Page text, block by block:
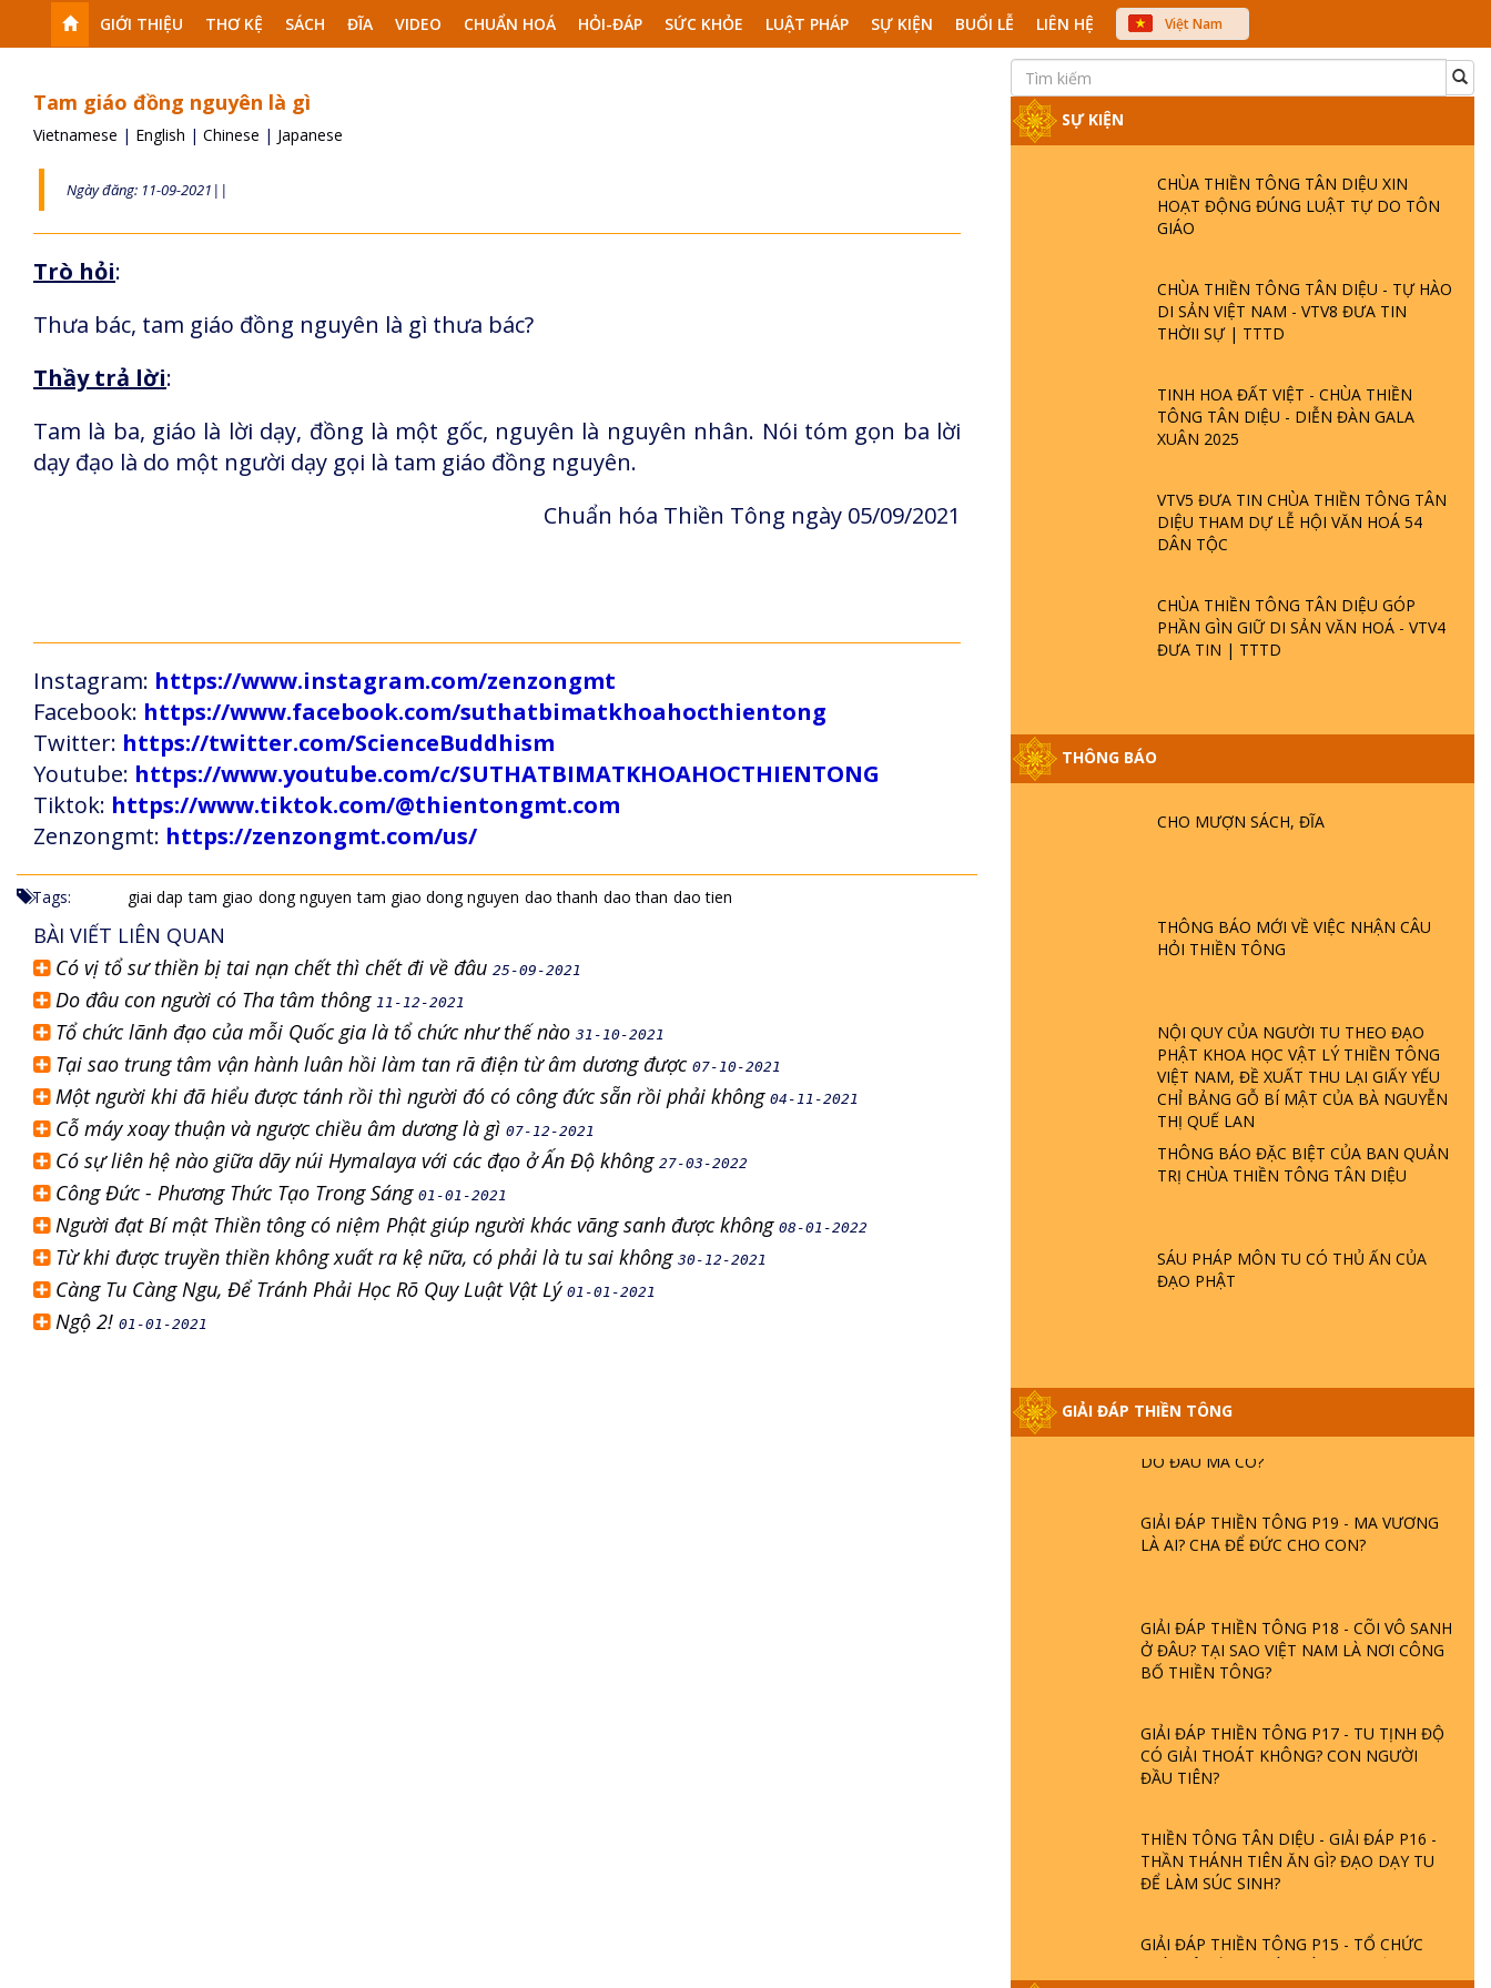
GIỚI THIỆU THƠ KỆ SÁCH ĐĨA VIDEO CHUẨN HOÁ HỎI-ĐÁP SỨC KHỎE LUẬT PHÁP SỰ KIỆN BUỔI LỄ LIÊN HỆ
Việt Nam
中文
Tam giáo đồng nguyên là gì
Vietnamese | English | Chinese | Japanese
Ngày đăng: 11-09-2021||
Trò hỏi:
Thưa bác, tam giáo đồng nguyên là gì thưa bác?
Thầy trả lời:
Tam là ba, giáo là lời dạy, đồng là một gốc, nguyên là nguyên nhân. Nói tóm gọn ba lời
dạy đạo là do một người dạy gọi là tam giáo đồng nguyên.
Chuẩn hóa Thiền Tông ngày 05/09/2021
Instagram: https://www.instagram.com/zenzongmt
Facebook: https://www.facebook.com/suthatbimatkhoahocthientong
Twitter: https://twitter.com/ScienceBuddhism
Youtube: https://www.youtube.com/c/SUTHATBIMATKHOAHOCTHIENTONG
Tiktok: https://www.tiktok.com/@thientongmt.com
Zenzongmt: https://zenzongmt.com/us/
Tags: giai dap tam giao dong nguyen tam giao dong nguyen dao thanh dao than dao tien
BÀI VIẾT LIÊN QUAN
Có vị tổ sư thiền bị tai nạn chết thì chết đi về đâu 25-09-2021
Do đâu con người có Tha tâm thông 11-12-2021
Tổ chức lãnh đạo của mỗi Quốc gia là tổ chức như thế nào 31-10-2021
Tại sao trung tâm vận hành luân hồi làm tan rã điện từ âm dương được 07-10-2021
Một người khi đã hiểu được tánh rồi thì người đó có công đức sẵn rồi phải không 04-11-2021
Cỗ máy xoay thuận và ngược chiều âm dương là gì 07-12-2021
Có sự liên hệ nào giữa dãy núi Hymalaya với các đạo ở Ấn Độ không 27-03-2022
Công Đức - Phương Thức Tạo Trong Sáng 01-01-2021
Người đạt Bí mật Thiền tông có niệm Phật giúp người khác vãng sanh được không 08-01-2022
Từ khi được truyền thiền không xuất ra kệ nữa, có phải là tu sai không 30-12-2021
Càng Tu Càng Ngu, Để Tránh Phải Học Rõ Quy Luật Vật Lý 01-01-2021
Ngộ 2! 01-01-2021
SỰ KIỆN
CHÙA THIỀN TÔNG TÂN DIỆU XIN
HOẠT ĐỘNG ĐÚNG LUẬT TỰ DO TÔN
GIÁO
CHÙA THIỀN TÔNG TÂN DIỆU - TỰ HÀO
DI SẢN VIỆT NAM - VTV8 ĐƯA TIN
THỜII SỰ | TTTD
TINH HOA ĐẤT VIỆT - CHÙA THIỀN
TÔNG TÂN DIỆU - DIỄN ĐÀN GALA
XUÂN 2025
VTV5 ĐƯA TIN CHÙA THIỀN TÔNG TÂN
DIỆU THAM DỰ LỄ HỘI VĂN HOÁ 54
DÂN TỘC
CHÙA THIỀN TÔNG TÂN DIỆU GÓP
PHẦN GÌN GIỮ DI SẢN VĂN HOÁ - VTV4
ĐƯA TIN | TTTD
THÔNG BÁO
CHO MƯỢN SÁCH, ĐĨA
THÔNG BÁO MỚI VỀ VIỆC NHẬN CÂU
HỎI THIỀN TÔNG
NỘI QUY CỦA NGƯỜI TU THEO ĐẠO
PHẬT KHOA HỌC VẬT LÝ THIỀN TÔNG
VIỆT NAM, ĐỀ XUẤT THU LẠI GIẤY YẾU
CHỈ BẢNG GỖ BÍ MẬT CỦA BÀ NGUYỄN
THỊ QUẾ LAN
THÔNG BÁO ĐẶC BIỆT CỦA BAN QUẢN
TRỊ CHÙA THIỀN TÔNG TÂN DIỆU
SÁU PHÁP MÔN TU CÓ THỦ ẤN CỦA
ĐẠO PHẬT
GIẢI ĐÁP THIỀN TÔNG
HỘI GÌ? TỬ VÌ ĐẠO
PHẬT GIỚI CÓ THỜI GIAN KHÔNG? |
TTTD
LÀ AI? QUỶ SA TĂNG? | TTTD
GIẢI ĐÁP THIỀN TÔNG ĐẶC BIỆT P22 - TẠI
SAO TRÁI ĐẤT NHIỀU THIÊN TAI - LŨ LỤT
- HỎA HOẠN | TTTD
GIẢI ĐÁP THIỀN TÔNG ĐẶC BIỆT PHẦN 20
GIẢI ĐÁP THIỀN TÔNG P19 - MA VƯƠNG
LÀ AI? CHA ĐỂ ĐỨC CHO CON?
GIẢI ĐÁP THIỀN TÔNG P18 - CÕI VÔ SANH
Ở ĐÂU? TẠI SAO VIỆT NAM LÀ NƠI CÔNG
BỐ THIỀN TÔNG?
GIẢI ĐÁP THIỀN TÔNG P17 - TU TỊNH ĐỘ
CÓ GIẢI THOÁT KHÔNG? CON NGƯỜI
ĐẦU TIÊN?
THIỀN TÔNG TÂN DIỆU - GIẢI ĐÁP P16 -
THẦN THÁNH TIÊN ĂN GÌ? ĐẠO DẠY TU
ĐỂ LÀM SÚC SINH?
GIẢI ĐÁP THIỀN TÔNG P15 - TỔ CHỨC
LOÀI CÔ HỒN - GIÁO LÝ ĐẠO PHẬT KHI
NÀO XUẤT BẢN